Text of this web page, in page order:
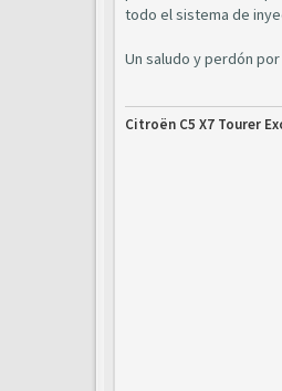
todo el sistema de
Un saludo y perdón
Citroën C5 X7 Tourer